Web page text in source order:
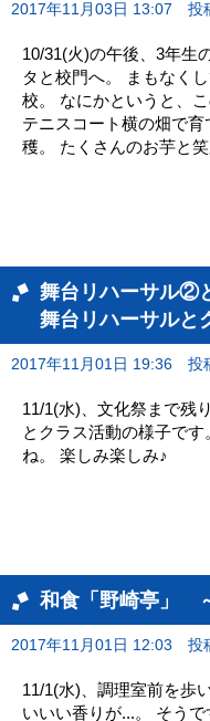
2017年11月03日 13:07 投
10/31(火)の午後、3年生
タと校門へ。 まもなく
校。 なにかというと、
テニスコート横の畑で
穫。 たくさんのお芋と
舞台リハーサル②
舞台リハーサルと
2017年11月01日 19:36 投
11/1(水)、文化祭まで残
とクラス活動の様子で
ね。 楽しみ楽しみ♪
和食「野崎亭」
2017年11月01日 12:03 投
11/1(水)、調理室前を歩
いいい香りが...。 そう